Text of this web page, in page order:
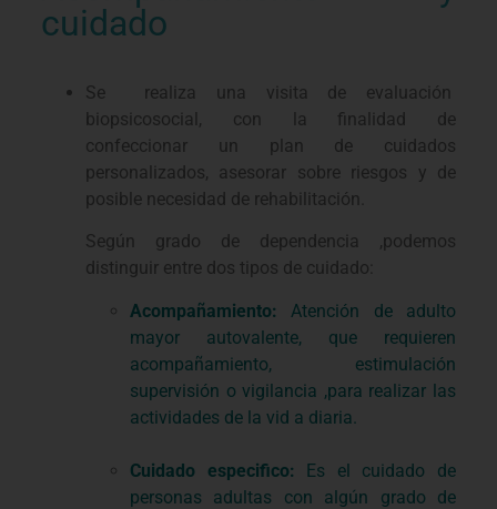
cuidado
Se realiza una visita de evaluación
biopsicosocial, con la finalidad de
confeccionar un plan de cuidados
personalizados, asesorar sobre riesgos y de
posible necesidad de rehabilitación.
Según grado de dependencia ,podemos
distinguir entre dos tipos de cuidado:
Acompañamiento: Atención de adulto
mayor autovalente, que requieren
acompañamiento, estimulación
supervisión o vigilancia ,para realizar las
actividades de la vid a diaria.
Cuidado especifico: Es el cuidado de
personas adultas con algún grado de